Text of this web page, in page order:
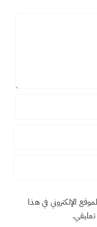
الإلكتروني في هذا